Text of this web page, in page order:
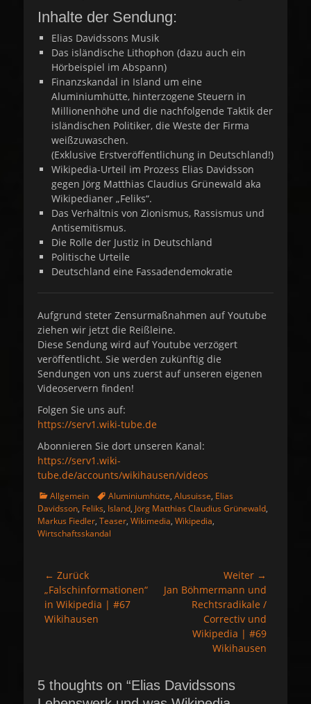
Inhalte der Sendung:
Elias Davidssons Musik
Das isländische Lithophon (dazu auch ein
Hörbeispiel im Abspann)
Finanzskandal in Island um eine
Aluminiumhütte, hinterzogene Steuern in
Millionenhöhe und die nachfolgende Taktik der
isländischen Politiker, die Weste der Firma
weißzuwaschen.
(Exklusive Erstveröffentlichung in Deutschland!)
Wikipedia-Urteil im Prozess Elias Davidsson
gegen Jörg Matthias Claudius Grünewald aka
Wikipedianer „Feliks“.
Das Verhältnis von Zionismus, Rassismus und
Antisemitismus.
Die Rolle der Justiz in Deutschland
Politische Urteile
Deutschland eine Fassadendemokratie
Aufgrund steter Zensurmaßnahmen auf Youtube
ziehen wir jetzt die Reißleine.
Diese Sendung wird auf Youtube verzögert
veröffentlicht. Sie werden zukünftig die
Sendungen von uns zuerst auf unseren eigenen
Videoservern finden!
Folgen Sie uns auf:
https://serv1.wiki-tube.de
Abonnieren Sie dort unseren Kanal:
https://serv1.wiki-
tube.de/accounts/wikihausen/videos
K
a
t
e
Allgemein
S
c
h
l
r
t
e
Aluminiumhütte, Alusuisse, Elias
Davidsson, Feliks, Island, Jörg Matthias Claudius Grünewald,
Markus Fiedler, Teaser, Wikimedia, Wikipedia,
Wirtschaftsskandal
Beitragsnavigation
← Zurück
Vorheriger
Beitrag:
„Falschinformationen“
in Wikipedia | #67
Wikihausen
Weiter →
Nächster
Jan Böhmermann und
Rechtsradikale /
Correctiv und
Wikipedia | #69
Wikihausen
5 thoughts on “Elias Davidssons